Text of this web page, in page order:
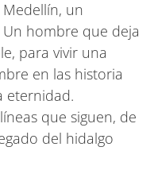
un
hombre que deja
para vivir una
en las historia
eternidad.
que siguen, de
del hidalgo